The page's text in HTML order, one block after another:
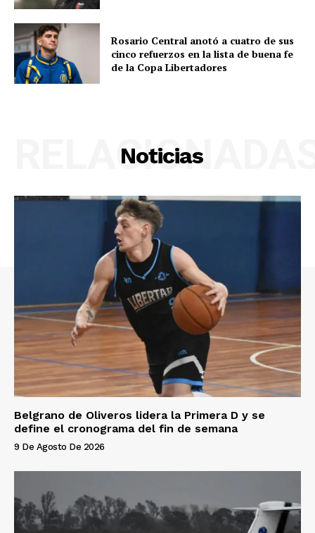
Rosario Central anotó a cuatro de sus
cinco refuerzos en la lista de buena fe
de la Copa Libertadores
Noticias
Belgrano de Oliveros lidera la Primera D y se
define el cronograma del fin de semana
9 De Agosto De 2026